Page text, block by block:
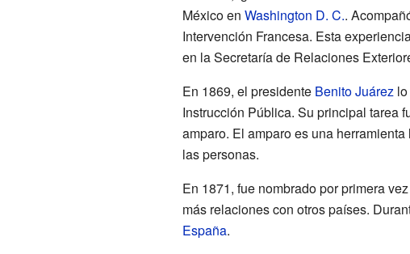
México en Washington D. C..
Intervención Francesa. Esta
en la Secretaría de Relaciones
En 1869, el presidente Benito Juárezlo
Instrucción Pública. Su principal tarea
amparo. El amparo es una
las personas.
En 1871, fue nombrado por primera
más relaciones con otros países.
España.